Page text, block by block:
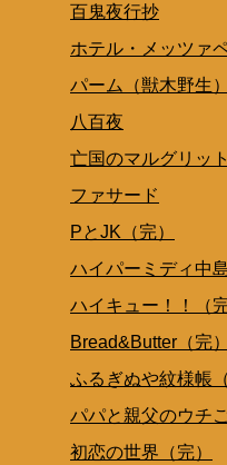
百鬼夜行抄
ホテル・メッツァ
パーム（獣木野生）
八百夜
亡国のマルグリット
ファサード
PとJK（完）
ハイパーミディ中
ハイキュー！！（完
Bread&Butter（完）
ふるぎぬや紋様帳（
パパと親父のウチ
初恋の世界（完）